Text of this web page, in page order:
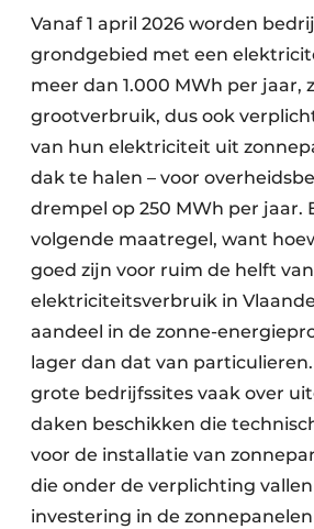
Vanaf 1 april 2026 worden
grondgebied met een
meer dan 1.000 MWh per jaar,
grootverbruik, dus ook
van hun elektriciteit uit
dak te halen – voor
drempel op 250 MWh per jaar.
volgende maatregel, want
goed zijn voor ruim de helft
elektriciteitsverbruik in
aandeel in de zonne-
lager dan dat van
grote bedrijfssites vaak over
daken beschikken die
voor de installatie van
die onder de verplichting
investering in de